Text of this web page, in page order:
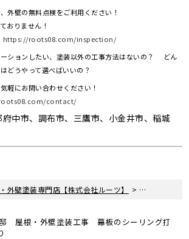
外壁の無料点検をご利用ください！
おりません！
https://roots08.com/inspection/
ションしたい、塗装以外の工事方法はないの？ どん
どうやって選べばいいの？
にお問い合わせください！
contact/
中市、調布市、三鷹市、小金井市、稲城
外壁塗装専門店【株式会社ルーツ】 > 新着情報
屋根・外壁塗装工事 幕板のシーリング打